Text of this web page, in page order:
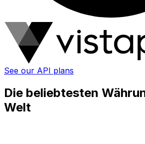
See our API plans
Die beliebtesten
Welt